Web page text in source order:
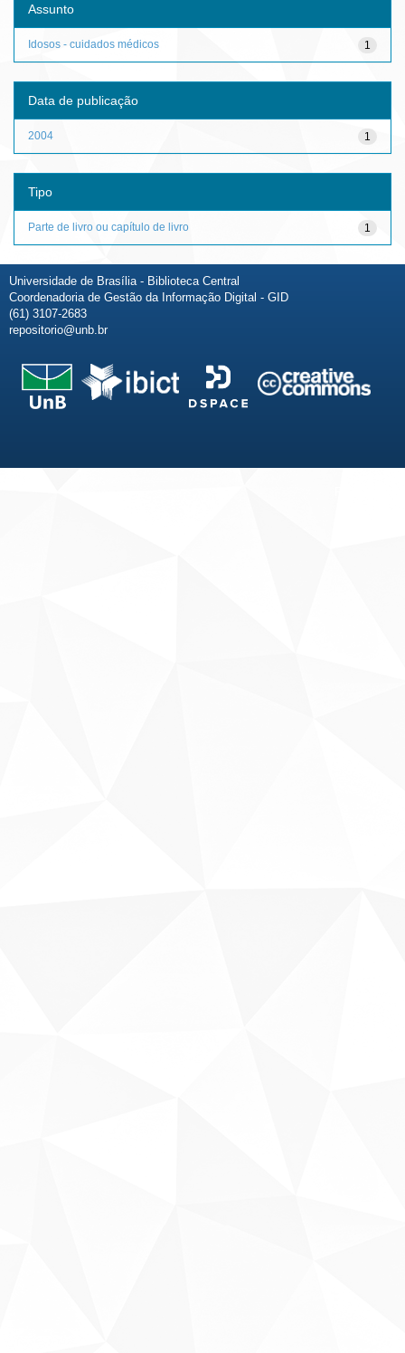
Assunto
1
Idosos - cuidados médicos
Data de publicação
1
2004
Tipo
1
Parte de livro ou capítulo de livro
Universidade de Brasília - Biblioteca Central
Coordenadoria de Gestão da Informação Digital - GID
(61) 3107-2683
repositorio@unb.br